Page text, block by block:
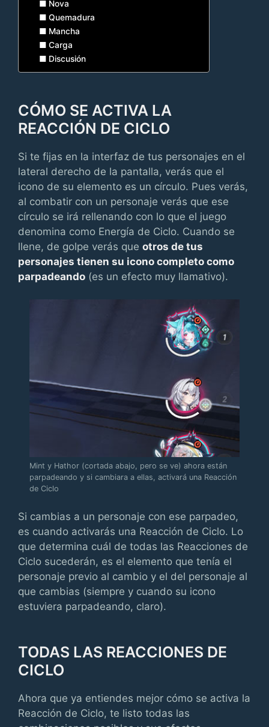
Nova
Quemadura
Mancha
Carga
Discusión
CÓMO SE ACTIVA LA
REACCIÓN DE CICLO
Si te fijas en la interfaz de tus personajes en el
lateral derecho de la pantalla, verás que el
icono de su elemento es un círculo. Pues verás,
al combatir con un personaje verás que ese
círculo se irá rellenando con lo que el juego
denomina como Energía de Ciclo. Cuando se
llene, de golpe verás que otros de tus
personajes tienen su icono completo como
parpadeando (es un efecto muy llamativo).
Mint y Hathor (cortada abajo, pero se ve) ahora están
parpadeando y si cambiara a ellas, activará una Reacción
de Ciclo
Si cambias a un personaje con ese parpadeo,
es cuando activarás una Reacción de Ciclo. Lo
que determina cuál de todas las Reacciones de
Ciclo sucederán, es el elemento que tenía el
personaje previo al cambio y el del personaje al
que cambias (siempre y cuando su icono
estuviera parpadeando, claro).
TODAS LAS REACCIONES DE
CICLO
Ahora que ya entiendes mejor cómo se activa la
Reacción de Ciclo, te listo todas las